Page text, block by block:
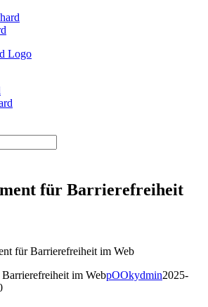
für Barrierefreiheit
für Barrierefreiheit im Web
im WebpOOkydmin2025-